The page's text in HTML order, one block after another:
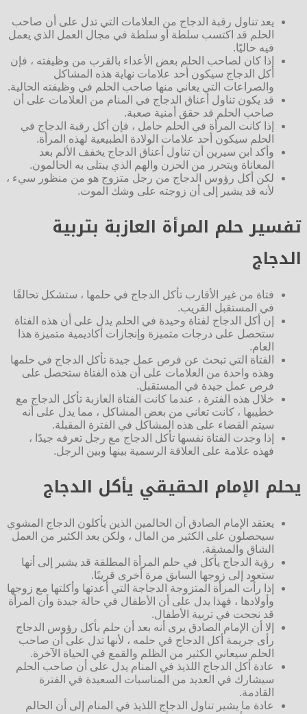
يعد تناول رقبة الدجاج من العلامات التي تدل على أن صاحب
الحلم قد اكتسب سلطة أو سلطة في مجال العمل الذي يعمل
فيه حاليًا.
إذا كان لصاحب الحلم بعض الأعداء بالقرب من وظيفته ، فإن
أكل الدجاج سيكون أحد علامات نهاية هذه المشاكل
والصراعات التي يعاني منها صاحب الحلم في وظيفته الحالية.
قد يكون تناول أعناق الدجاج في المنام من العلامات على أن
صاحب الحلم قد حقق أمنية صعبة.
إذا كانت المرأة في الحلم حامل ، فإن أكل رقبة الدجاج في
الحلم سيكون أحد علامات الولادة الطبيعية لهذه المرأة.
وأكد ابن سيرين أن تناول أعناق الدجاج يخفف الألم بعد
المعاناة ويتحرر من الحزن والهم الذي يبتلى به الحالمون.
لكن أكل رؤوس الدجاج من رجل متزوج هو من منظور سيء ،
لأنه قد يشير إلى أن زوجته على وشك الموت.
تفسير حلم المرأة العازبة بتربية
الدجاج
فتاة من غير الأقارب تأكل الدجاج في حلمها ، ستشكل تحالفًا
في المستقبل القريب.
إن أكل الدجاج لفتاة وحيدة في الحلم يدل على أن هذه الفتاة
ستحصل على درجات متميزة وإنجازات أكاديمية متميزة هذا
العام.
الفتاة التي تبحث عن فرص عمل جيدة تأكل الدجاج في حلمها
وهذه واحدة من العلامات على أن هذه الفتاة ستحصل على
فرص عمل جيدة في المستقبل.
خلال هذه الفترة ، عندما كانت الفتاة العازبة تأكل الدجاج مع
خطيبها ، كانت تعاني من بعض المشاكل ، مما يدل على أنه
سيتم القضاء على هذه المشاكل في الفترة المقبلة.
إذا وجدت الفتاة نفسها تأكل الدجاج مع رجل تعرفه جيدًا ،
فهذه علامة على العلاقة الرسمية بينها وبين الرجل.
يحلم الإمام الحقيقي يأكل الدجاج
يعتقد الإمام الصادق أن الحالمين الذين يأكلون الدجاج المشوي
سيحصلون على الكثير من المال ، ولكن بعد الكثير من العمل
الشاق والمشقة.
رؤية الدجاج يأكل في حلم المرأة المطلقة قد يشير إلى أنها
ستعود إلى زوجها السابق مرة أخرى قريبًا.
إذا رأت المرأة المتزوجة الدجاجة التي أعدتها وأكلتها مع زوجها
وأولادها ، فهذا يدل على أن الأطفال في حالة جيدة وأن المرأة
قد نجحت في تربية الأطفال.
إلا أن الإمام الصادق يرى أنه بعد أن حلم بأكل رؤوس الدجاج
رأى جريمة أكل الدجاج في حلمه ، لأنها تدل على أن صاحب
الحلم سيعاني الكثير من الظلم والقمع في الحياة الآخرة.
عادة أكل الدجاج اللذيذ في المنام يدل على أن صاحب الحلم
سيشارك في العديد من المناسبات السعيدة في الفترة
القادمة.
عادة ما يشير تناول الدجاج اللذيذ في المنام إلى أن الحالم